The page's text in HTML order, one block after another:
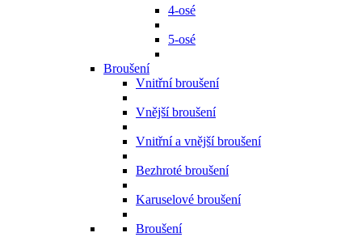
4-osé
5-osé
Broušení
Vnitřní broušení
Vnější broušení
Vnitřní a vnější broušení
Bezhroté broušení
Karuselové broušení
Broušení